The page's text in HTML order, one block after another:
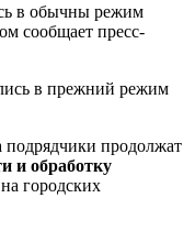
в обычны режим
сообщает пресс-
продолжат
и обработку
на городских